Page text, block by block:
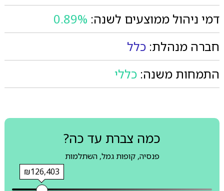
דמי ניהול ממוצעים לשנה: 0.89%
חברה מנהלת: כלל
התמחות משנה: כללי
כמה צברת עד כה?
פנסיה, קופות גמל, השתלמות
₪126,403